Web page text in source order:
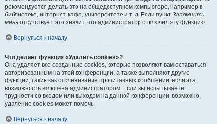
рекомендуется делать это на общедоступном компьютере, например в
библиотеке, интернет-кафе, университете и т. д. Если пункт Запомнить
меня отсутствует, это значит, что администратор отключил эту функцию.
Вернуться к началу
Что делает функция «Удалить cookies»?
Она удаляет все созданные cookies, которые позволяют вам оставаться
авторизованным на этой конференции, а также выполняют другие
функции, такие как отслеживание прочитанных сообщений, если эта
возможность включена администратором. Если вы испытываете
трудности со входом или выходом на данной конференции, возможно,
удаление cookies может помочь.
Вернуться к началу